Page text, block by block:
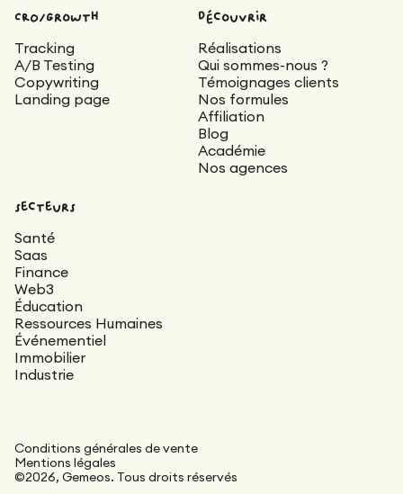
CRO/Growth
Tracking
A/B Testing
Copywriting
Landing page
découvrir
Réalisations
Qui sommes-nous ?
Témoignages clients
Nos formules
Affiliation
Blog
Académie
Nos agences
secteurs
Santé
Saas
Finance
Web3
Éducation
Ressources Humaines
Événementiel
Immobilier
Industrie
Conditions générales de vente
Mentions légales
©2026, Gemeos. Tous droits réservés